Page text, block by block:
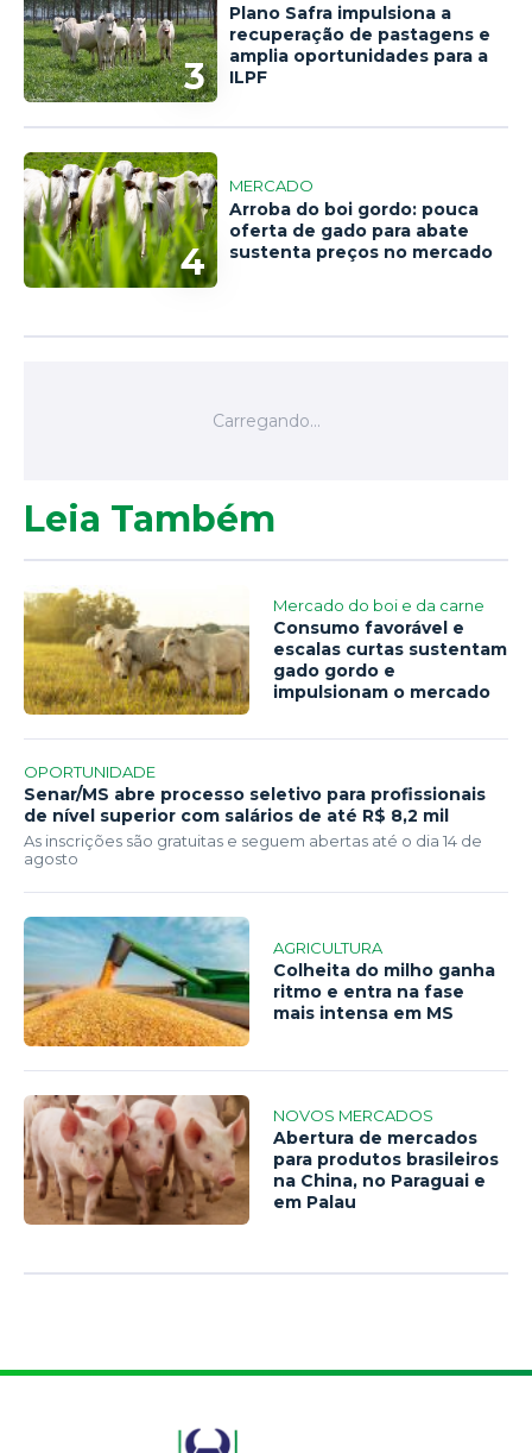
3
Plano Safra impulsiona a
recuperação de pastagens e
amplia oportunidades para a
ILPF
4
MERCADO
Arroba do boi gordo: pouca
oferta de gado para abate
sustenta preços no mercado
Leia Também
Mercado do boi e da carne
Consumo favorável e
escalas curtas sustentam
gado gordo e
impulsionam o mercado
OPORTUNIDADE
Senar/MS abre processo seletivo para profissionais
de nível superior com salários de até R$ 8,2 mil
As inscrições são gratuitas e seguem abertas até o dia 14 de
agosto
AGRICULTURA
Colheita do milho ganha
ritmo e entra na fase
mais intensa em MS
NOVOS MERCADOS
Abertura de mercados
para produtos brasileiros
na China, no Paraguai e
em Palau